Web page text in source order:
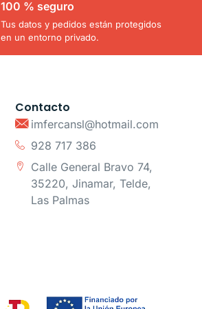
100 % seguro
Tus datos y pedidos están protegidos
en un entorno privado.
Contacto
imfercansl@hotmail.com
928 717 386
Calle General Bravo 74,
35220, Jinamar, Telde,
Las Palmas